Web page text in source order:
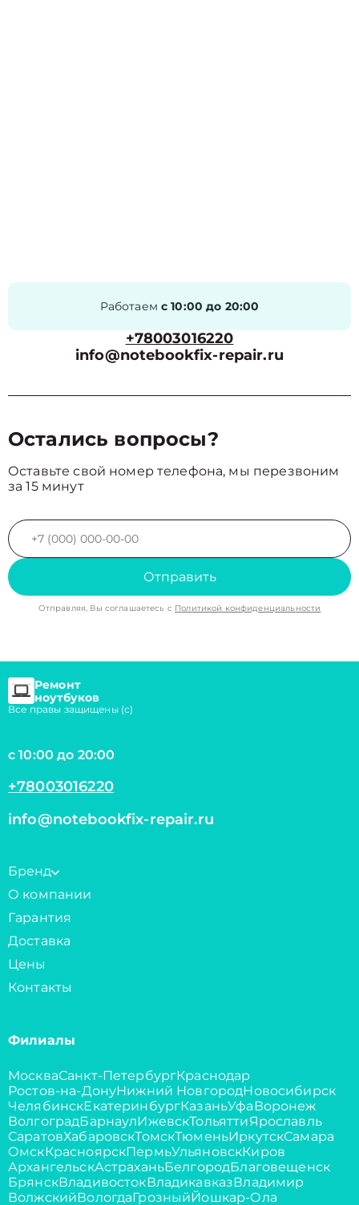
Работаем с 10:00 до 20:00
+78003016220
info@notebookfix-repair.ru
Остались вопросы?
Оставьте свой номер телефона, мы перезвоним
за 15 минут
Отправить
Отправляя, Вы соглашаетесь с Политикой конфиденциальности
Ремонт
ноутбуков
Все правы защищены (с)
с 10:00 до 20:00
+78003016220
info@notebookfix-repair.ru
Бренд
О компании
Гарантия
Доставка
Цены
Контакты
Филиалы
МоскваСанкт-ПетербургКраснодар
Ростов-на-ДонуНижний НовгородНовосибирск
ЧелябинскЕкатеринбургКазаньУфаВоронеж
ВолгоградБарнаулИжевскТольяттиЯрославль
СаратовХабаровскТомскТюменьИркутскСамара
ОмскКрасноярскПермьУльяновскКиров
АрхангельскАстраханьБелгородБлаговещенск
БрянскВладивостокВладикавказВладимир
ВолжскийВологдаГрозныйЙошкар-Ола